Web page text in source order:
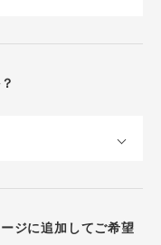
ジに追加してご希望